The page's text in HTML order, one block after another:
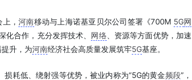
上，河南移动与上海诺基亚贝尔公司签署《700M 5G网
合作，充分发挥技术、 网络 、资源等方面优势，加速
升，为河南经济社会高质量发展筑牢5G基座。
损耗低、绕射强等优势，被业内称为“5G的黄金频段”，